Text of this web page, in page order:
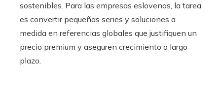
sostenibles. Para las empresas eslovenas, la tarea
es convertir pequeñas series y soluciones a
medida en referencias globales que justifiquen un
precio premium y aseguren crecimiento a largo
plazo.